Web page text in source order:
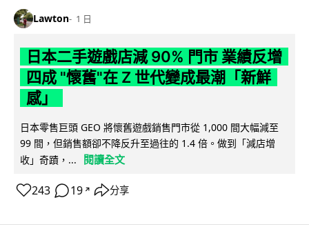
Lawton 1 日
日本二手遊戲店減 90% 門市 業績反增
四成 "懷舊"在 Z 世代變成最潮「新鮮
感」
日本零售巨頭 GEO 將懷舊遊戲銷售門市從 1,000 間大幅減至
99 間，但銷售額卻不降反升至過往的 1.4 倍。做到「減店增
收」奇蹟，...
閱讀全文
243 19 ↗ 分享